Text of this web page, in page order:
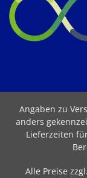
Angaben zu
anders
Lieferzeiten
Alle Preise